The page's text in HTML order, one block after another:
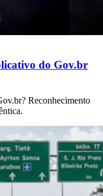
do Gov.br
Reconhecimento